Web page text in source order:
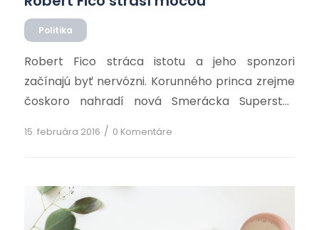
Politika
Robert Fico stráca istotu a jeho sponzori
začínajú byť nervózni. Korunného princa zrejme
čoskoro nahradí nová Smerácka Superstar
Pelle a ak Danko s Bugárom budú po voľbách
pri zmysloch a povedia Ficovi NIE, tak potom
zaostalých krajinách abdikujú členovia vlády za
naozaj […]
15. februára 2016 / 0 Komentáre